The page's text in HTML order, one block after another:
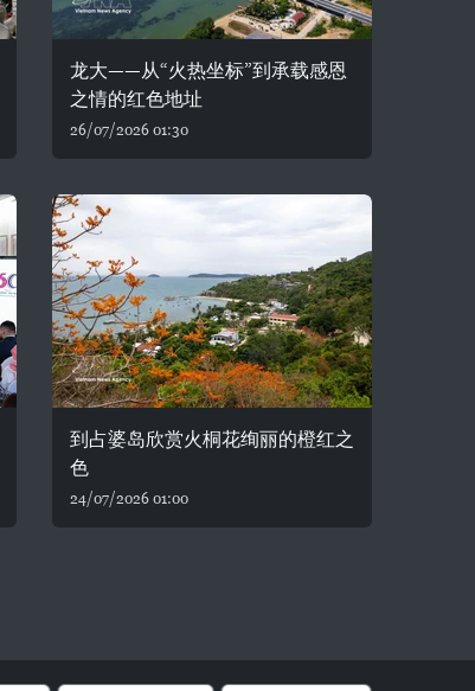
龙大——从“火热坐标”到承载感恩
之情的红色地址
26/07/2026 01:30
到占婆岛欣赏火桐花绚丽的橙红之
色
24/07/2026 01:00